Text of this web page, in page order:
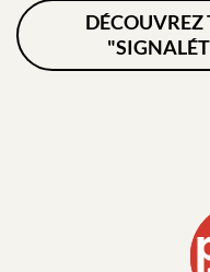
DÉCOUVREZ